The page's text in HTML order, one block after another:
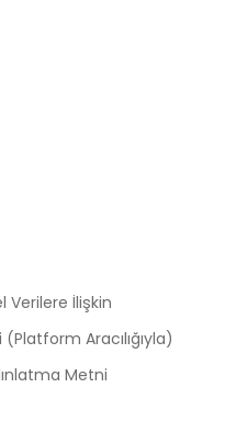
Verilere İlişkin
Aracılığıyla)
Metni